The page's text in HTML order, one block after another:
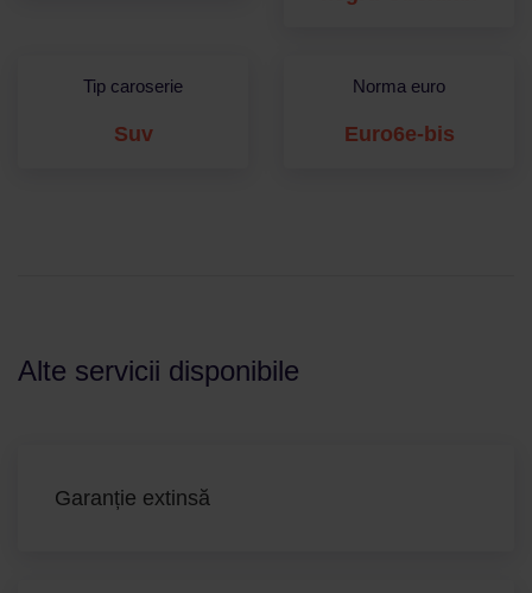
Tip caroserie
Suv
Norma euro
Euro6e-bis
Alte servicii disponibile
Garanție extinsă